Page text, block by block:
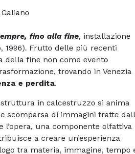
fino alla fine, installazione
1996). Frutto delle più recenti
della fine non come evento
trovando in Venezia
e perdita.
in calcestruzzo si anima
scomparsa di immagini tratte
l’opera, una componente olfattiva
a creare un’esperienza
tra materia, immagine, tempo